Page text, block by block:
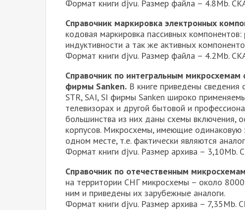
Формат книги djvu. Размер файла – 4.8Mb.
Справочник маркировка электронных
кодовая маркировка пассивных
индуктивности а так же активных
Формат книги djvu. Размер файла – 4.2Mb.
Справочник по интегральным микросхемам
фирмы Sanken. В книге приведены
STR, SAI, SI фирмы Sanken широко
телевизорах и другой бытовой и
большинства из них даны схемы включения,
корпусов. Микросхемы, имеющие одинаковую
одном месте, т.е. фактически являются
Формат книги djvu. Размер архива – 3,10Mb.
Справочник по отечественным
на территории СНГ микросхемы – около
ним и приведены их зарубежные аналоги.
Формат книги djvu. Размер архива – 7,35Mb.